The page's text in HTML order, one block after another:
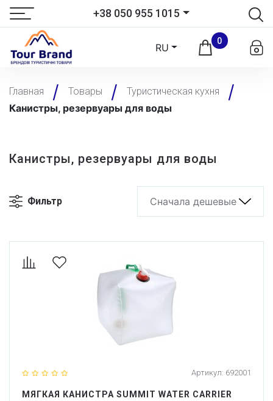
+38 050 955 1015
RU
0
Главная Товары Туристическая кухня
Канистры, резервуары для воды
Канистры, резервуары для воды
Фильтр Сначала дешевые
Артикул: 692001
МЯГКАЯ КАНИСТРА SUMMIT WATER CARRIER